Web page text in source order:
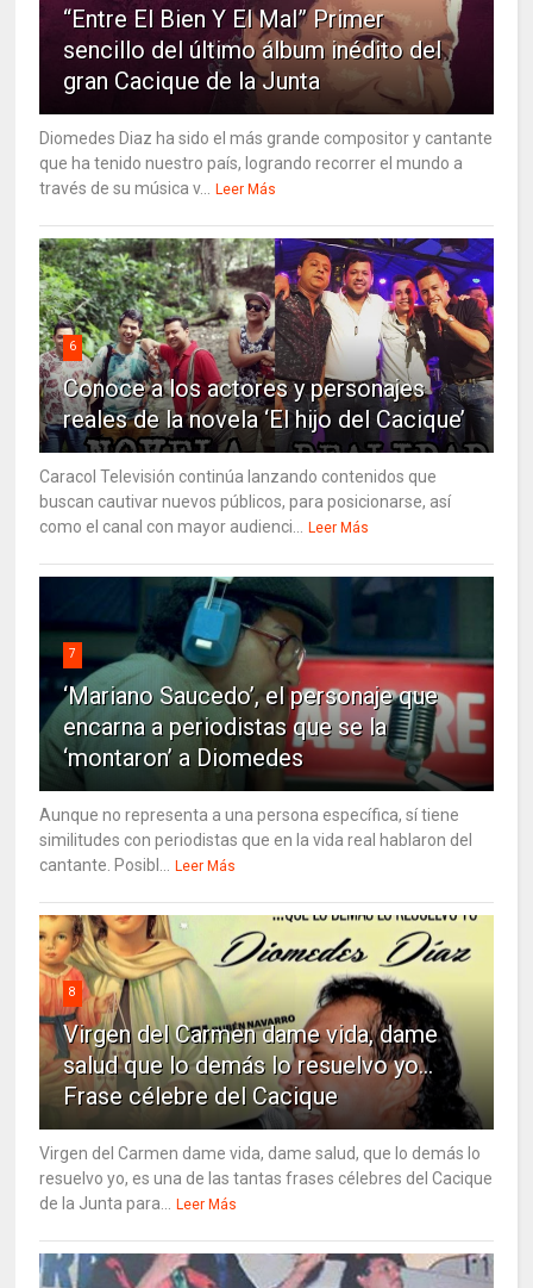
“Entre El Bien Y El Mal” Primer
sencillo del último álbum inédito del
gran Cacique de la Junta
Diomedes Diaz ha sido el más grande compositor y cantante
que ha tenido nuestro país, logrando recorrer el mundo a
través de su música v...
Leer Más
6
Conoce a los actores y personajes
reales de la novela ‘El hijo del Cacique’
Caracol Televisión continúa lanzando contenidos que
buscan cautivar nuevos públicos, para posicionarse, así
como el canal con mayor audienci...
Leer Más
7
‘Mariano Saucedo’, el personaje que
encarna a periodistas que se la
‘montaron’ a Diomedes
Aunque no representa a una persona específica, sí tiene
similitudes con periodistas que en la vida real hablaron del
cantante. Posibl...
Leer Más
8
Virgen del Carmen dame vida, dame
salud que lo demás lo resuelvo yo…
Frase célebre del Cacique
Virgen del Carmen dame vida, dame salud, que lo demás lo
resuelvo yo, es una de las tantas frases célebres del Cacique
de la Junta para...
Leer Más